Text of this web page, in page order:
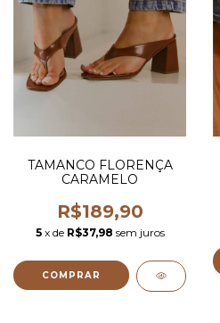
TAMANCO FLORENÇA
CARAMELO
R$189,90
5 x de R$37,98 sem juros
COMPRAR